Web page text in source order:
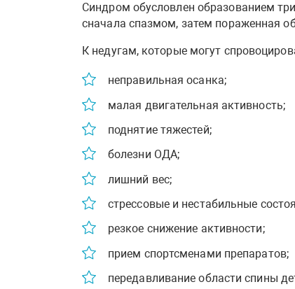
Синдром обусловлен образованием
сначала спазмом, затем пораженная
К недугам, которые могут
неправильная осанка;
малая двигательная активность;
поднятие тяжестей;
болезни ОДА;
лишний вес;
стрессовые и нестабильные
резкое снижение активности;
прием спортсменами препаратов;
передавливание области спины